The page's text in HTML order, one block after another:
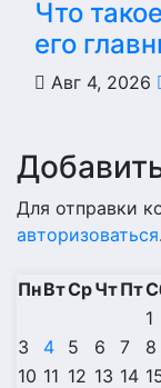
Что
его
Авг 4, 2026
Для отправки
авторизоваться.
ПнВтСрЧтПт
1
3
4 5 6 7 8
10 11 12 13 14